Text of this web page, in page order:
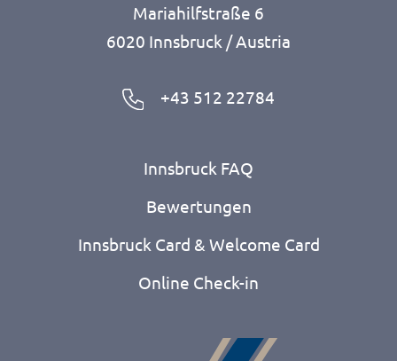
Mariahilfstraße 6
6020 Innsbruck / Austria
+43 512 22784
Innsbruck FAQ
Bewertungen
Innsbruck Card & Welcome Card
Online Check-in